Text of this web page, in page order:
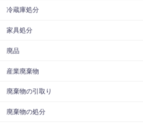
冷蔵庫処分
家具処分
廃品
産業廃棄物
廃棄物の引取り
廃棄物の処分